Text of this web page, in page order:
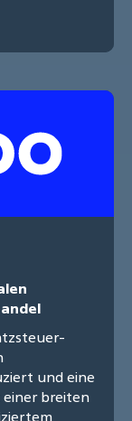
und eine
einer breiten